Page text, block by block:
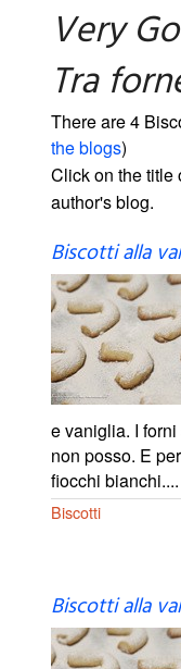
Very
Tra
There are 4
the blogs)
Click on the title
author's blog.
Biscotti alla
e vaniglia. I
non posso. E
fiocchi bianchi....
Biscotti
Biscotti alla